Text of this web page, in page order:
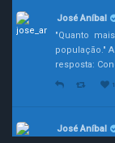
José Aníbal
"Quanto
população."
resposta:
1
José Aníbal